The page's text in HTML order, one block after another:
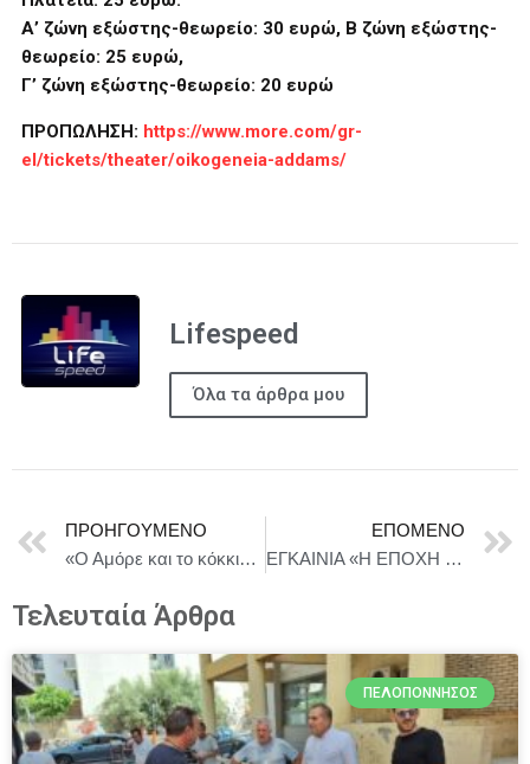
Α’ ζώνη εξώστης-θεωρείο: 30 ευρώ, Β ζώνη εξώστης-
θεωρείο: 25 ευρώ,
Γ’ ζώνη εξώστης-θεωρείο: 20 ευρώ
ΠΡΟΠΩΛΗΣΗ: https://www.more.com/gr-
el/tickets/theater/oikogeneia-addams/
Lifespeed
Όλα τα άρθρα μου
ΠΡΟΗΓΟΎΜΕΝΟ
«Ο Αμόρε και το κόκκινο λουρί» το παραμύθι της Στεφανίας Γκουρνέλου σε εικονογράφηση του Ευάγγελου Σερμέα από τις ΕΚΔΟΣΕΙΣ ΑΓΓΕΛΑΚΗ
ΕΠΌΜΕΝΟ
ΕΓΚΑΙΝΙΑ «Η ΕΠΟΧΗ ΤΟΥ ΓΑΜΗΛΙΩΝΑ»/ ΔΕΥΤΕΡΑ 19 ΙΑΝΟΥΑΡΙΟΥ 2026 / στις 19.00
Τελευταία Άρθρα
ΠΕΛΟΠΌΝΝΗΣΟΣ